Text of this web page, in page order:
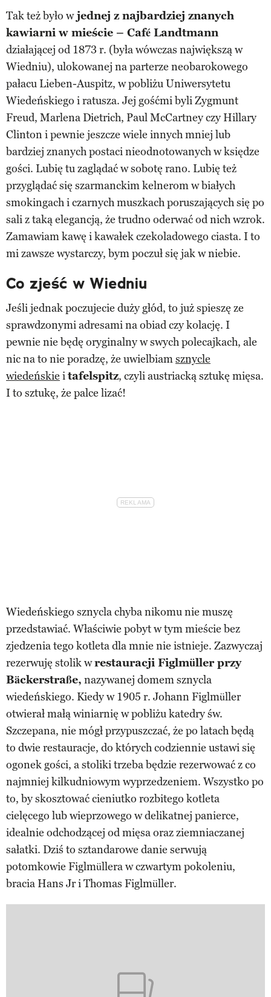
Tak też było wjednej z najbardziej znanych
kawiarni w mieście – Café Landtmann
działającej od 1873 r. (była wówczas największą w
Wiedniu), ulokowanej na parterze neobarokowego
pałacu Lieben-Auspitz, w pobliżu Uniwersytetu
Wiedeńskiego i ratusza. Jej gośćmi byli Zygmunt
Freud, Marlena Dietrich, Paul McCartney czy Hillary
Clinton i pewnie jeszcze wiele innych mniej lub
bardziej znanych postaci nieodnotowanych w księdze
gości. Lubię tu zaglądać w sobotę rano. Lubię też
przyglądać się szarmanckim kelnerom w białych
smokingach i czarnych muszkach poruszających się po
sali z taką elegancją, że trudno oderwać od nich wzrok.
Zamawiam kawę i kawałek czekoladowego ciasta. I to
mi zawsze wystarczy, bym poczuł się jak w niebie.
Co zjeść w Wiedniu
Jeśli jednak poczujecie duży głód, to już spieszę ze
sprawdzonymi adresami na obiad czy kolację. I
pewnie nie będę oryginalny w swych polecajkach, ale
nic na to nie poradzę, że uwielbiamsznycle
wiedeńskie itafelspitz, czyli austriacką sztukę mięsa.
I to sztukę, że palce lizać!
Wiedeńskiego sznycla chyba nikomu nie muszę
przedstawiać. Właściwie pobyt w tym mieście bez
zjedzenia tego kotleta dla mnie nie istnieje. Zazwyczaj
rezerwuję stolik wrestauracji Figlmüller przy
Bäckerstraße, nazywanej domem sznycla
wiedeńskiego. Kiedy w 1905 r. Johann Figlmüller
otwierał małą winiarnię w pobliżu katedry św.
Szczepana, nie mógł przypuszczać, że po latach będą
to dwie restauracje, do których codziennie ustawi się
ogonek gości, a stoliki trzeba będzie rezerwować z co
najmniej kilkudniowym wyprzedzeniem. Wszystko po
to, by skosztować cieniutko rozbitego kotleta
cielęcego lub wieprzowego w delikatnej panierce,
idealnie odchodzącej od mięsa oraz ziemniaczanej
sałatki. Dziś to sztandarowe danie serwują
potomkowie Figlmüllera w czwartym pokoleniu,
bracia Hans Jr i Thomas Figlmüller.